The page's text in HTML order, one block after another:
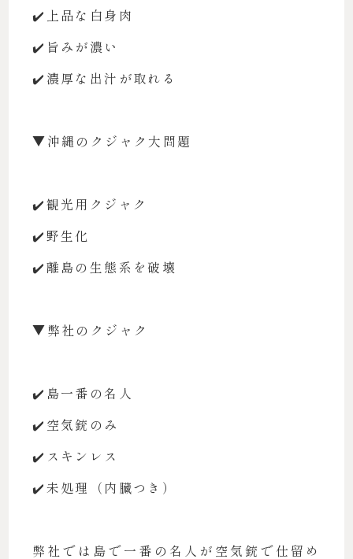
✔️上品な白身肉
✔️旨みが濃い
✔️濃厚な出汁が取れる
▼沖縄のクジャク大問題
✔️観光用クジャク
✔️野生化
✔️離島の生態系を破壊
▼弊社のクジャク
✔️島一番の名人
✔️空気銃のみ
✔️スキンレス
✔️未処理（内臓つき）
弊社では島で一番の名人が空気銃で仕留め